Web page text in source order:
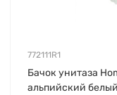
772111R1
Бачок унитаза
альпийский